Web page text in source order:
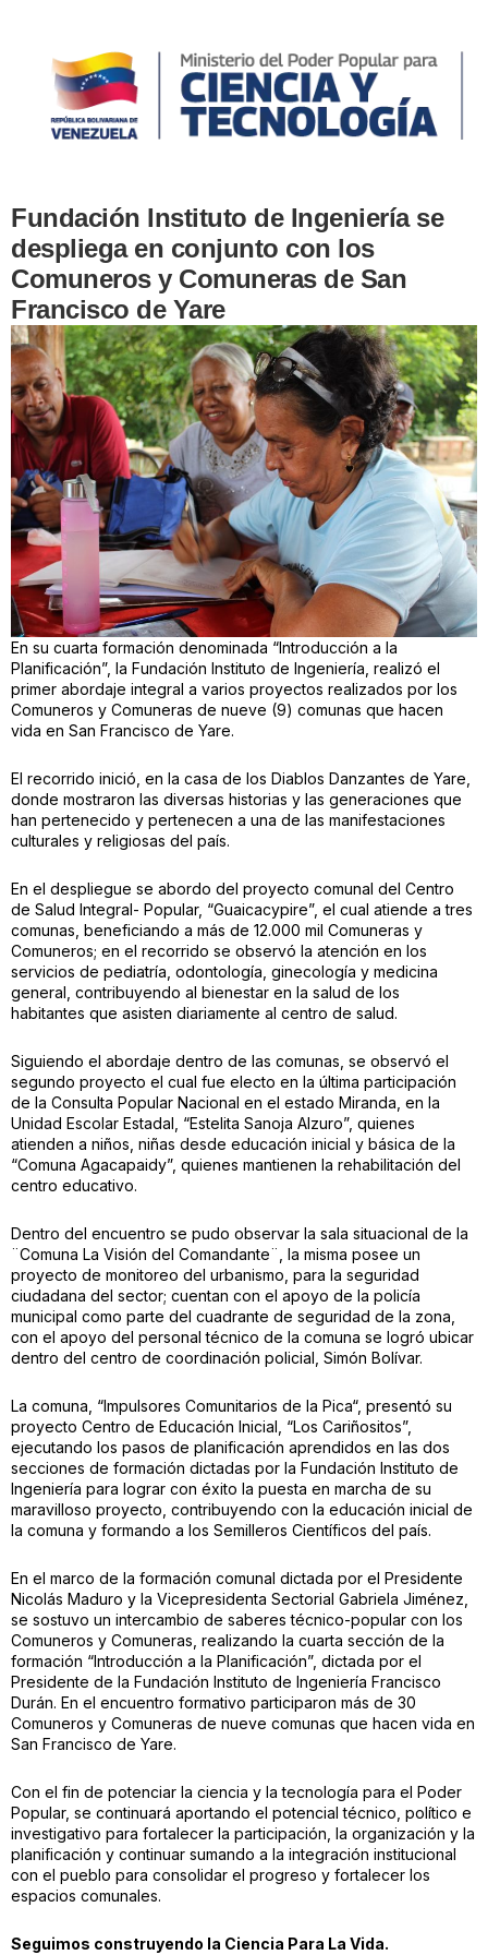
Fundación Instituto de Ingeniería se
despliega en conjunto con los
Comuneros y Comuneras de San
Francisco de Yare
En su cuarta formación denominada “Introducción a la
Planificación”, la Fundación Instituto de Ingeniería, realizó el
primer abordaje integral a varios proyectos realizados por los
Comuneros y Comuneras de nueve (9) comunas que hacen
vida en San Francisco de Yare.
El recorrido inició, en la casa de los Diablos Danzantes de Yare,
donde mostraron las diversas historias y las generaciones que
han pertenecido y pertenecen a una de las manifestaciones
culturales y religiosas del país.
En el despliegue se abordo del proyecto comunal del Centro
de Salud Integral- Popular, “Guaicacypire”, el cual atiende a tres
comunas, beneficiando a más de 12.000 mil Comuneras y
Comuneros; en el recorrido se observó la atención en los
servicios de pediatría, odontología, ginecología y medicina
general, contribuyendo al bienestar en la salud de los
habitantes que asisten diariamente al centro de salud.
Siguiendo el abordaje dentro de las comunas, se observó el
segundo proyecto el cual fue electo en la última participación
de la Consulta Popular Nacional en el estado Miranda, en la
Unidad Escolar Estadal, “Estelita Sanoja Alzuro”, quienes
atienden a niños, niñas desde educación inicial y básica de la
“Comuna Agacapaidy”, quienes mantienen la rehabilitación del
centro educativo.
Dentro del encuentro se pudo observar la sala situacional de la
¨Comuna La Visión del Comandante¨, la misma posee un
proyecto de monitoreo del urbanismo, para la seguridad
ciudadana del sector; cuentan con el apoyo de la policía
municipal como parte del cuadrante de seguridad de la zona,
con el apoyo del personal técnico de la comuna se logró ubicar
dentro del centro de coordinación policial, Simón Bolívar.
La comuna, “Impulsores Comunitarios de la Pica“, presentó su
proyecto Centro de Educación Inicial, “Los Cariñositos”,
ejecutando los pasos de planificación aprendidos en las dos
secciones de formación dictadas por la Fundación Instituto de
Ingeniería para lograr con éxito la puesta en marcha de su
maravilloso proyecto, contribuyendo con la educación inicial de
la comuna y formando a los Semilleros Científicos del país.
En el marco de la formación comunal dictada por el Presidente
Nicolás Maduro y la Vicepresidenta Sectorial Gabriela Jiménez,
se sostuvo un intercambio de saberes técnico-popular con los
Comuneros y Comuneras, realizando la cuarta sección de la
formación “Introducción a la Planificación”, dictada por el
Presidente de la Fundación Instituto de Ingeniería Francisco
Durán. En el encuentro formativo participaron más de 30
Comuneros y Comuneras de nueve comunas que hacen vida en
San Francisco de Yare.
Con el fin de potenciar la ciencia y la tecnología para el Poder
Popular, se continuará aportando el potencial técnico, político e
investigativo para fortalecer la participación, la organización y la
planificación y continuar sumando a la integración institucional
con el pueblo para consolidar el progreso y fortalecer los
espacios comunales.
Seguimos construyendo la Ciencia Para La Vida.